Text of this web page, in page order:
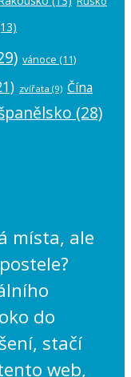
vánoce (11)
zvířata (9) Čína
(28)
místa, ale
do
stačí
web,